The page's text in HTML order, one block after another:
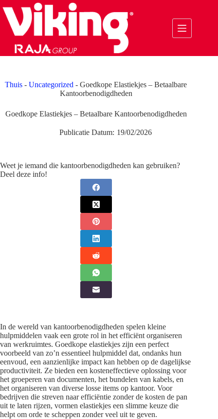
naar
inhoud
Thuis -Uncategorized -Goedkope Elastiekjes – Betaalbare
Kantoorbenodigdheden
Goedkope Elastiekjes – Betaalbare Kantoorbenodigdheden
Publicatie Datum: 19/02/2026
Weet je iemand die kantoorbenodigdheden kan gebruiken?
Deel deze info!
In de wereld van kantoorbenodigdheden spelen kleine
hulpmiddelen vaak een grote rol in het efficiënt organiseren
van werkruimtes. Goedkope elastiekjes zijn een perfect
voorbeeld van zo’n essentieel hulpmiddel dat, ondanks hun
eenvoud, een aanzienlijke impact kan hebben op de dagelijkse
productiviteit. Ze bieden een kosteneffectieve oplossing voor
het groeperen van documenten, het bundelen van kabels, en
het organiseren van diverse losse items op kantoor. Voor
bedrijven die streven naar efficiëntie zonder de kosten de pan
uit te laten rijzen, vormen elastiekjes een slimme keuze die
helpt om orde te scheppen zonder veel uit te geven.